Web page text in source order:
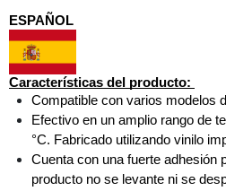
ESPAÑOL
Características del producto:
Compatible con varios modelos
Efectivo en un amplio rango de
°C. Fabricado utilizando vinilo
Cuenta con una fuerte adhesión
producto no se levante ni se